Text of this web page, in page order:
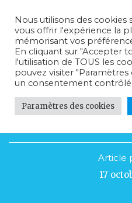
Dîner-
Article
17
Nous utilisons des
vous offrir l'expérience la
mémorisant vos
En cliquant sur "Accepter
l'utilisation de TOUS les
pouvez visiter
un consentement contrôlé.
Paramètres des cookies